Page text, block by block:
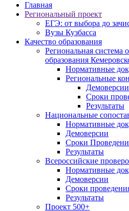
Главная
Региональный проект
ЕГЭ: от выбора до
Вузы Кузбасса
Качество образования
Региональная система
образования
Нормативные
Региональные
Демоверсии
Сроки
Результаты
Национальные
Нормативные
Демоверсии
Сроки
Результаты
Всероссийские
Нормативные
Демоверсии
Сроки
Результаты
Проект 500+